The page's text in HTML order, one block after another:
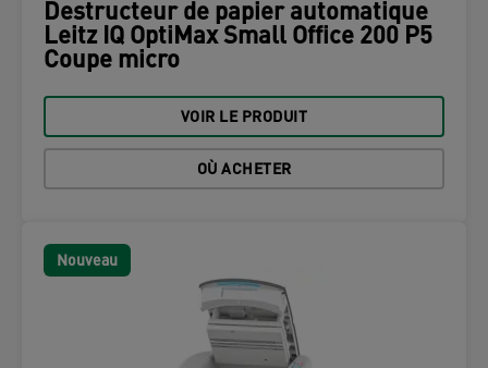
Destructeur de papier automatique
Leitz IQ OptiMax Small Office 200 P5
Coupe micro
VOIR LE PRODUIT
OÙ ACHETER
Nouveau